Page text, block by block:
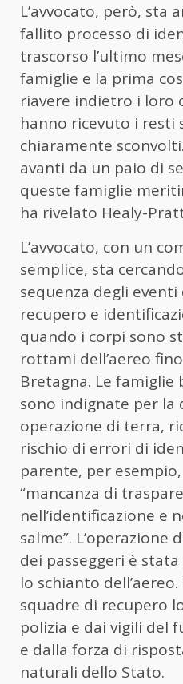
L’avvocato, però, sta
fallito processo di
trascorso l’ultimo
famiglie e la prima
riavere indietro i loro
hanno ricevuto i resti
chiaramente
avanti da un paio di
queste famiglie
ha rivelato Healy-
L’avvocato, con un
semplice, sta
sequenza degli
recupero e
quando i corpi sono
rottami dell’aereo
Bretagna. Le
sono indignate per la
operazione di terra,
rischio di errori di
parente, per
“mancanza di
nell’identificazione e
salme”. L’operazione
dei passeggeri è
lo schianto
squadre di recupero
polizia e dai vigili del
e dalla forza di
naturali dello Stato.